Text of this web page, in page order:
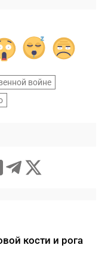
войне
кости и рога